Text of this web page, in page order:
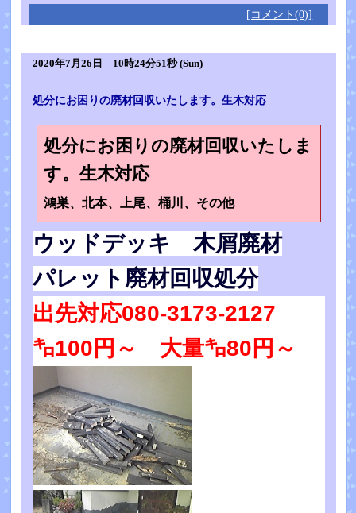
[コメント(0)]
2020年7月26日 10時24分51秒 (Sun)
処分にお困りの廃材回収いたします。生木対応
処分にお困りの廃材回収いたしま
す。生木対応
鴻巣、北本、上尾、桶川、その他
ウッドデッキ 木屑廃材
パレット廃材回収処分
出先対応080-3173-2127
㌔100円～ 大量㌔80円～